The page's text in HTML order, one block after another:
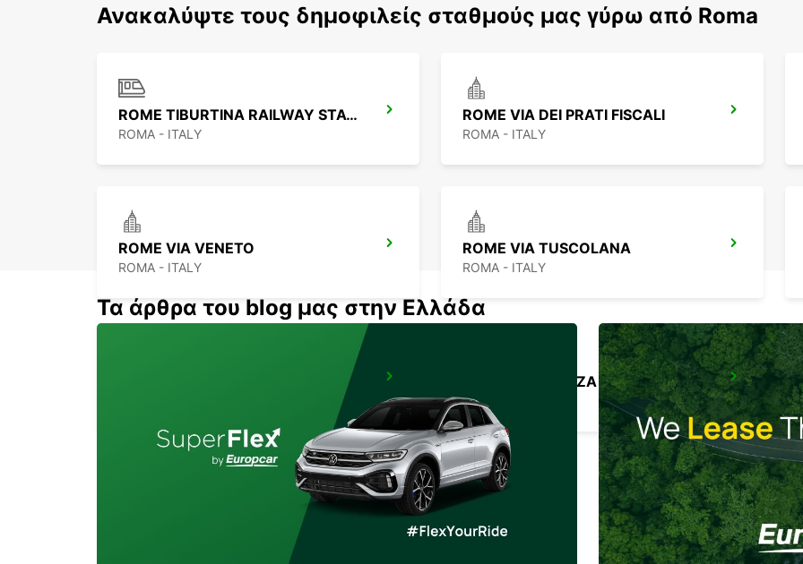
Ανακαλύψτε τους δημοφιλείς σταθμούς μας γύρω από Roma
ROME TIBURTINA RAILWAY STATION
ROMA - ITALY
ROME VIA DEI PRATI FISCALI
ROMA - ITALY
ROME VIA VENETO
ROMA - ITALY
ROME VIA TUSCOLANA
ROMA - ITALY
ROME EUR PIAZZA VIVONA
ROMA - ITALY
Τα άρθρα του blog μας στην Ελλάδα